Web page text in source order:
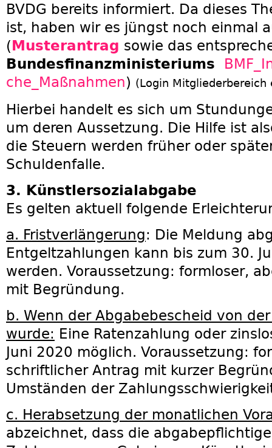
BVDG bereits informiert. Da dieses
ist, haben wir es jüngst noch einmal
(Musterantrag sowie das
Bundesfinanzministeriums
che_Maßnahmen) (Login Mitgliederbereich
Hierbei handelt es sich um
um deren Aussetzung. Die Hilfe ist
die Steuern werden früher oder
Schuldenfalle.
3. Künstlersozialabgabe
Es gelten aktuell folgende
a. Fristverlängerung: Die Meldung
Entgeltzahlungen kann bis zum 30.
werden. Voraussetzung: formloser,
mit Begründung.
b. Wenn der Abgabebescheid von
wurde: Eine Ratenzahlung oder
Juni 2020 möglich. Voraussetzung:
schriftlicher Antrag mit kurzer
Umständen der
c. Herabsetzung der monatlichen
abzeichnet, dass die